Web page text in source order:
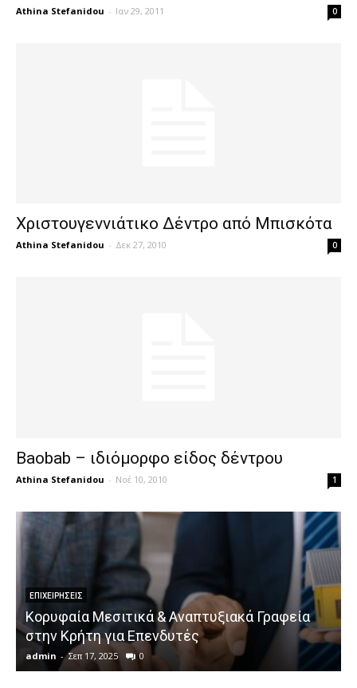
Athina Stefanidou - Ιαν 29, 2011 0
Χριστουγεννιάτικο Δέντρο από Μπισκότα
Athina Stefanidou - Δεκ 27, 2010 0
Baobab – ιδιόμορφο είδος δέντρου
Athina Stefanidou - Νοέ 10, 2010 1
ΕΠΙΧΕΙΡΉΣΕΙΣ
Κορυφαία Μεσιτικά & Αναπτυξιακά Γραφεία
στην Κρήτη για Επενδυτές
admin - Σεπ 17, 2025 0